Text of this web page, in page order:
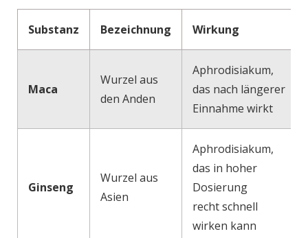
Substanz Bezeichnung Wirkung
Maca
Wurzel aus
den Anden
Aphrodisiakum,
das nach längerer
Einnahme wirkt
Ginseng
Wurzel aus
Asien
Aphrodisiakum,
das in hoher
Dosierung
recht schnell
wirken kann